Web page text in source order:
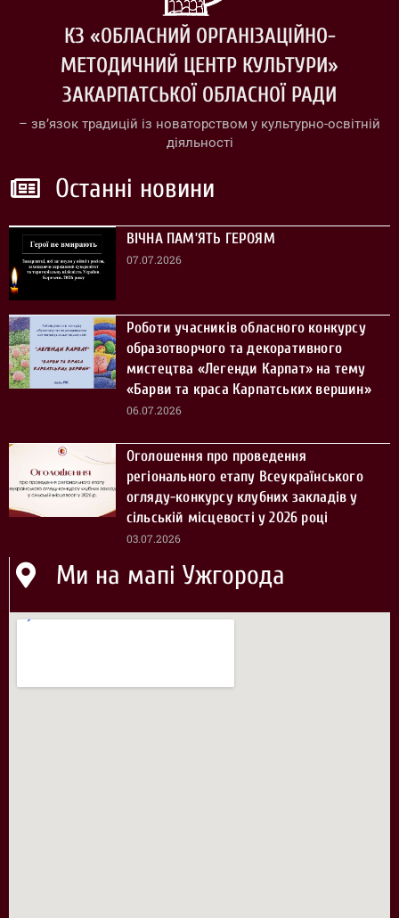
КЗ «ОБЛАСНИЙ ОРГАНІЗАЦІЙНО-
МЕТОДИЧНИЙ ЦЕНТР КУЛЬТУРИ»
ЗАКАРПАТСЬКОЇ ОБЛАСНОЇ РАДИ
– зв’язок традицій із новаторством у культурно-освітній
діяльності
Останні новини
ВІЧНА ПАМ’ЯТЬ ГЕРОЯМ
07.07.2026
Роботи учасників обласного конкурсу
образотворчого та декоративного
мистецтва «Легенди Карпат» на тему
«Барви та краса Карпатських вершин»
06.07.2026
Оголошення про проведення
регіонального етапу Всеукраїнського
огляду-конкурсу клубних закладів у
сільській місцевості у 2026 році
03.07.2026
Ми на мапі Ужгорода